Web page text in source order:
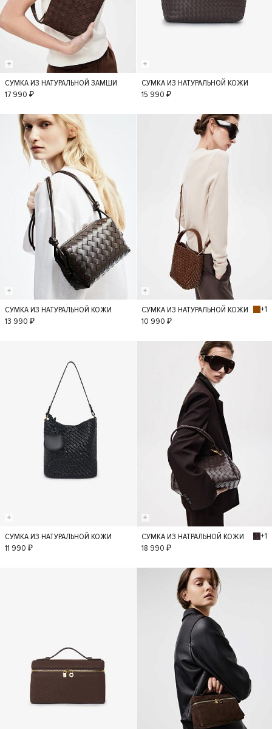
S
СУМКА ИЗ НАТУРАЛЬНОЙ ЗАМШИ
17 990 ₽
S
СУМКА ИЗ НАТУРАЛЬНОЙ КОЖИ
15 990 ₽
S
СУМКА ИЗ НАТУРАЛЬНОЙ КОЖИ
13 990 ₽
S
СУМКА ИЗ НАТУРАЛЬНОЙ КОЖИ
+1
10 990 ₽
S
СУМКА ИЗ НАТУРАЛЬНОЙ КОЖИ
11 990 ₽
S
СУМКА ИЗ НАТРАЛЬНОЙ КОЖИ
+1
18 990 ₽